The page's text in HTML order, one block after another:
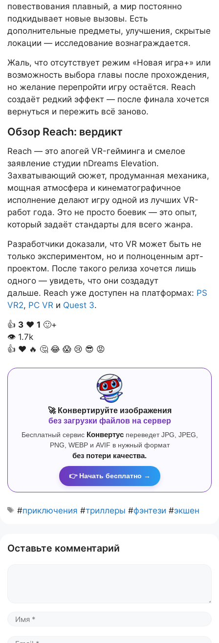
повествования плавный, а мир постоянно
подкидывает новые вызовы. Есть
дополнительные предметы, улучшения, скрытые
локации — исследование вознаграждается.
Жаль, что отсутствует режим «Новая игра+» или
возможность выбора главы после прохождения,
но желание перепройти игру остаётся. Reach
создаёт редкий эффект — после финала хочется
вернуться и пережить всё заново.
Обзор Reach: вердикт
Reach — это апогей VR-гейминга и смелое
заявление студии nDreams Elevation.
Захватывающий сюжет, продуманная механика,
мощная атмосфера и кинематографичное
исполнение делают игру одной из лучших VR-
работ года. Это не просто боевик — это опыт,
который задаёт стандарты для всего жанра.
Разработчики доказали, что VR может быть не
только экспериментом, но и полноценным арт-
проектом. После такого релиза хочется лишь
одного — увидеть, что они создадут
дальше. Reach уже доступен на платформах: PS
VR2, PC VR и Quest 3.
👍 3 ❤️ 1 🙂+
👁 1.7k
👍 ❤️ 🔥 🤔 😂 😱 😢 😎 😡
🚀 Конвертируйте изображения
без загрузки файлов на сервер
Бесплатный сервис Конвертуспереведет JPG, JPEG,
PNG, WEBP и AVIF в нужный формат
без потери качества.
👉 Начать бесплатно →
#приключения #триллеры #фэнтези #экшен
Оставьте комментарий
Имя